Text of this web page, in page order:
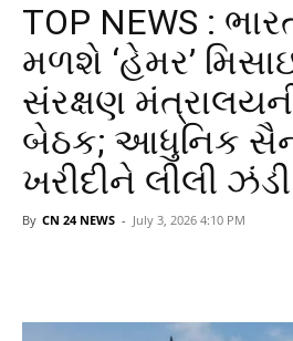
TOP NEWS :
મળશે ‘હેમર’
સંરક્ષણ
બેઠક; આધુનિક
ખરીદીને લીલી ઝંડી
By CN 24 NEWS - July 3, 2026 4:10 PM